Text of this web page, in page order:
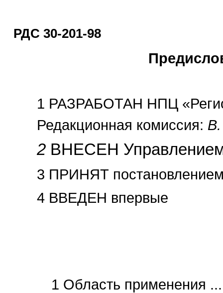
РДС 30-201-98
1 РАЗРАБОТАН НПЦ
Редакционная комиссия:
2 ВНЕСЕН Управлением
3 ПРИНЯТ постановлением
4 ВВЕДЕН впервые
1 Область применения